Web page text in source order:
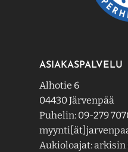
ASIAKASPALVELU
Alhotie 6
04430 Järvenpää
Puhelin: 09-279
Aukioloajat: arkisin